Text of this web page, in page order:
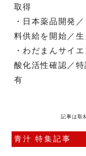
取得
・日本薬品開発
料供給を開始／
・わだまんサイ
酸化活性確認／
有
記事は取
青汁 特集記事